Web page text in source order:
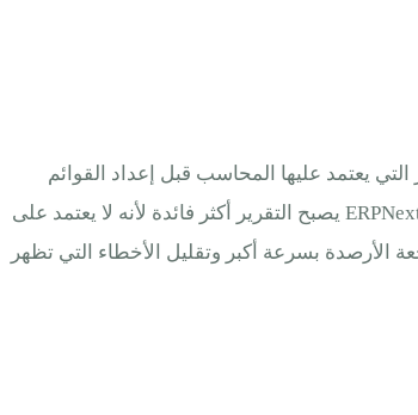
يعتمد عليها المحاسب قبل إعداد القوائم
المالية، لأنه يجمع أرصدة الحسابات في صورة واحدة تساعد على معرفة هل التسجيلات متوازنة وهل هناك حسابات تحتاج مراجعة قبل الإقفال، وفي ERPNext يصبح التقرير أكثر فائدة لأنه لا يعتمد على
الأرصدة بسرعة أكبر وتقليل الأخطاء التي تظهر